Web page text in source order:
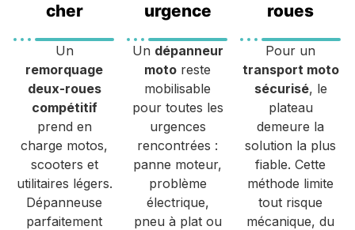
cher
Un
remorquage
deux-roues
compétitif
prend en
charge motos,
scooters et
utilitaires légers.
Dépanneuse
parfaitement
urgence
Un dépanneur
moto reste
mobilisable
pour toutes les
urgences
rencontrées :
panne moteur,
problème
électrique,
pneu à plat ou
roues
Pour un
transport moto
sécurisé, le
plateau
demeure la
solution la plus
fiable. Cette
méthode limite
tout risque
mécanique, du